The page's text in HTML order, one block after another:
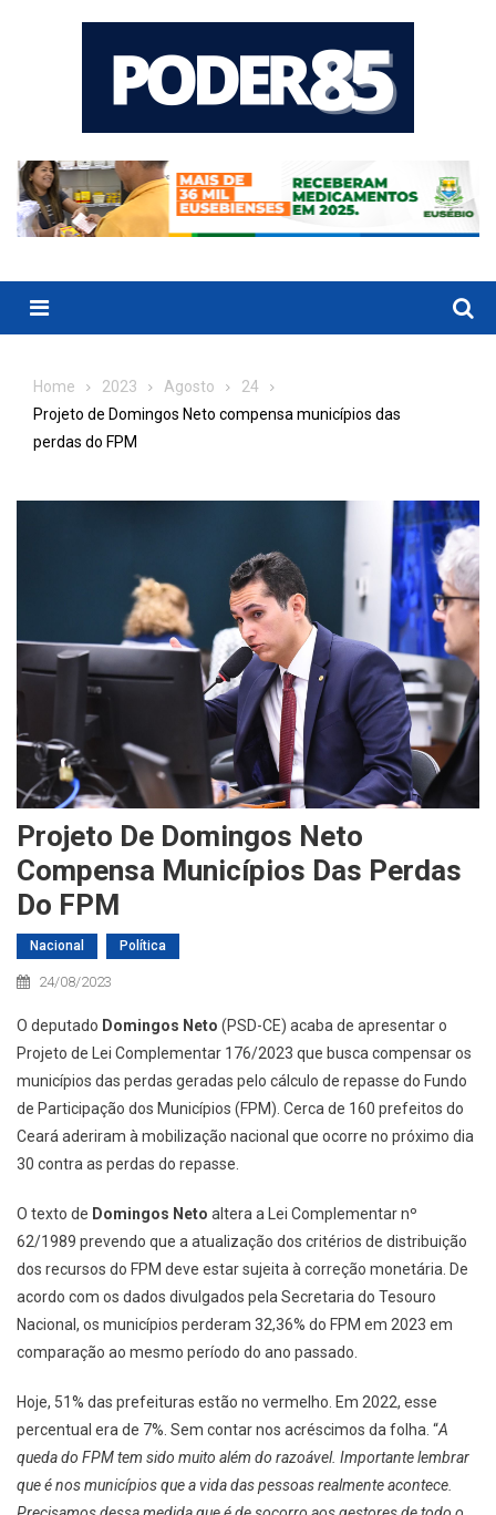
Menu
Home 2023 Agosto
24
Projeto de Domingos Neto compensa municípios das
perdas do FPM
Projeto De Domingos Neto
Compensa Municípios Das Perdas
Do FPM
Nacional Política
24/08/2023
O deputado Domingos Neto (PSD-CE) acaba de apresentar o
Projeto de Lei Complementar 176/2023 que busca compensar os
municípios das perdas geradas pelo cálculo de repasse do Fundo
de Participação dos Municípios (FPM). Cerca de 160 prefeitos do
Ceará aderiram à mobilização nacional que ocorre no próximo dia
30 contra as perdas do repasse.
O texto de Domingos Neto altera a Lei Complementar nº
62/1989 prevendo que a atualização dos critérios de distribuição
dos recursos do FPM deve estar sujeita à correção monetária. De
acordo com os dados divulgados pela Secretaria do Tesouro
Nacional, os municípios perderam 32,36% do FPM em 2023 em
comparação ao mesmo período do ano passado.
Hoje, 51% das prefeituras estão no vermelho. Em 2022, esse
percentual era de 7%. Sem contar nos acréscimos da folha. “A
queda do FPM tem sido muito além do razoável. Importante lembrar
que é nos municípios que a vida das pessoas realmente acontece.